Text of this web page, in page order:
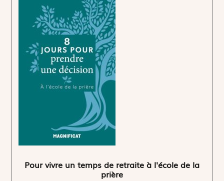
Pour vivre un temps de retraite à l'école de la
prière